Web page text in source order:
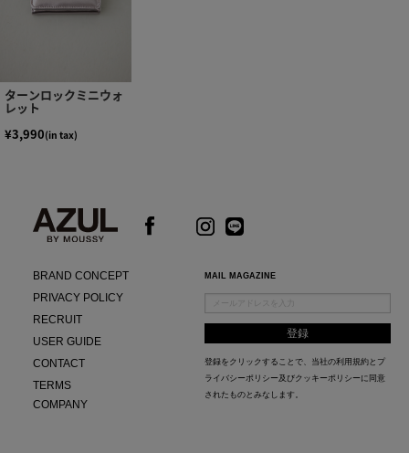
ターンロックミニウォ
レット
¥3,990(in tax)
BRAND CONCEPT
PRIVACY POLICY
RECRUIT
USER GUIDE
CONTACT
TERMS
COMPANY
MAIL MAGAZINE
登録をクリックすることで、当社の利用規約と プ
ライバシーポリシー及びクッキーポリシー に同意
されたものとみなします。